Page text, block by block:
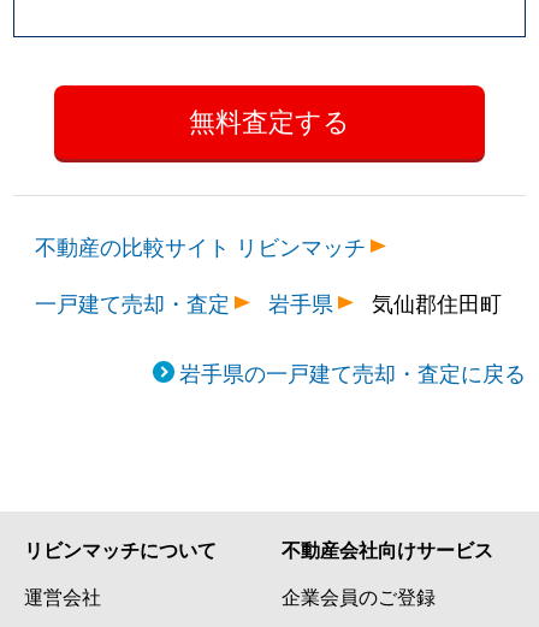
不動産の比較サイト リビンマッチ
一戸建て売却・査定
岩手県 気仙郡住田町
岩手県の一戸建て売却・査定に戻る
リビンマッチについて
運営会社
不動産会社向けサービス
企業会員のご登録